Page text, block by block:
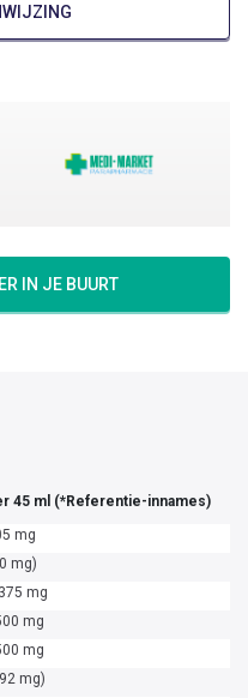
‘s morgens op een
overschrijden. Buiten het
IN JE BUURT
45 ml (*Referentie-innames)
mg
mg)
mg
mg
mg
mg)